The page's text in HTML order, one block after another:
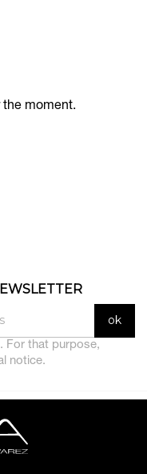
moment.
For that purpose,
notice.